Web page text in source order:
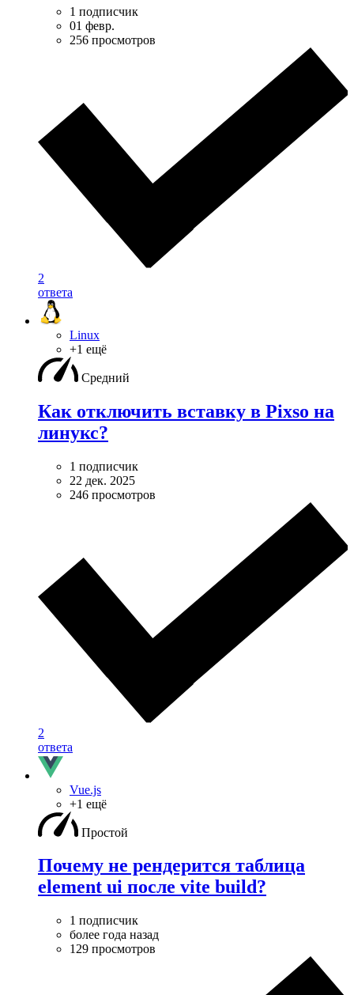
1 подписчик
01 февр.
256 просмотров
2
ответа
Linux
+1 ещё
Средний
Как отключить вставку в Pixso на
линукс?
1 подписчик
22 дек. 2025
246 просмотров
2
ответа
Vue.js
+1 ещё
Простой
Почему не рендерится таблица
element ui после vite build?
1 подписчик
более года назад
129 просмотров